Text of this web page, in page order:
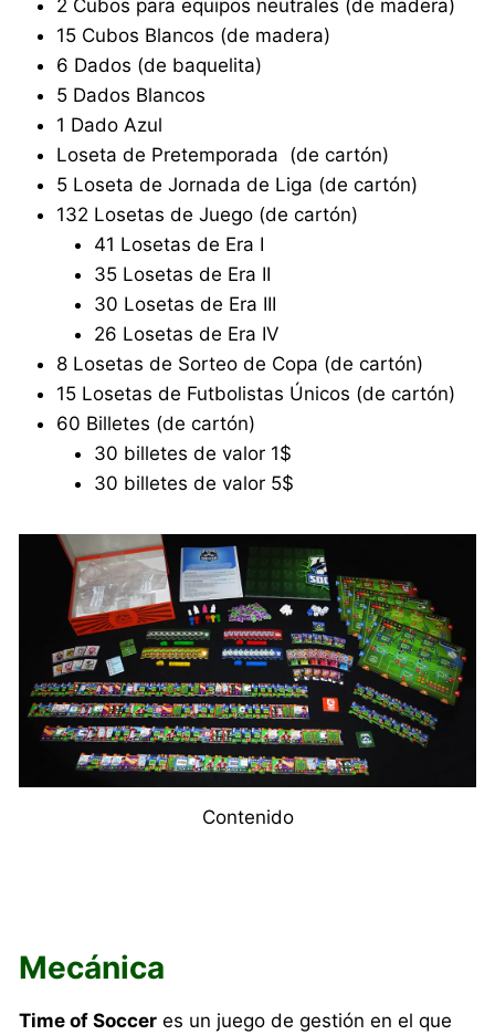
2 Cubos para equipos neutrales (de madera)
15 Cubos Blancos (de madera)
6 Dados (de baquelita)
5 Dados Blancos
1 Dado Azul
Loseta de Pretemporada (de cartón)
5 Loseta de Jornada de Liga (de cartón)
132 Losetas de Juego (de cartón)
41 Losetas de Era I
35 Losetas de Era II
30 Losetas de Era III
26 Losetas de Era IV
8 Losetas de Sorteo de Copa (de cartón)
15 Losetas de Futbolistas Únicos (de cartón)
60 Billetes (de cartón)
30 billetes de valor 1$
30 billetes de valor 5$
Contenido
Mecánica
Time of Soccer es un juego de gestión en el que